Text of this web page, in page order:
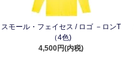
スモール・フェイセス / ロゴ －ロンT
（4色)
4,500円(内税)